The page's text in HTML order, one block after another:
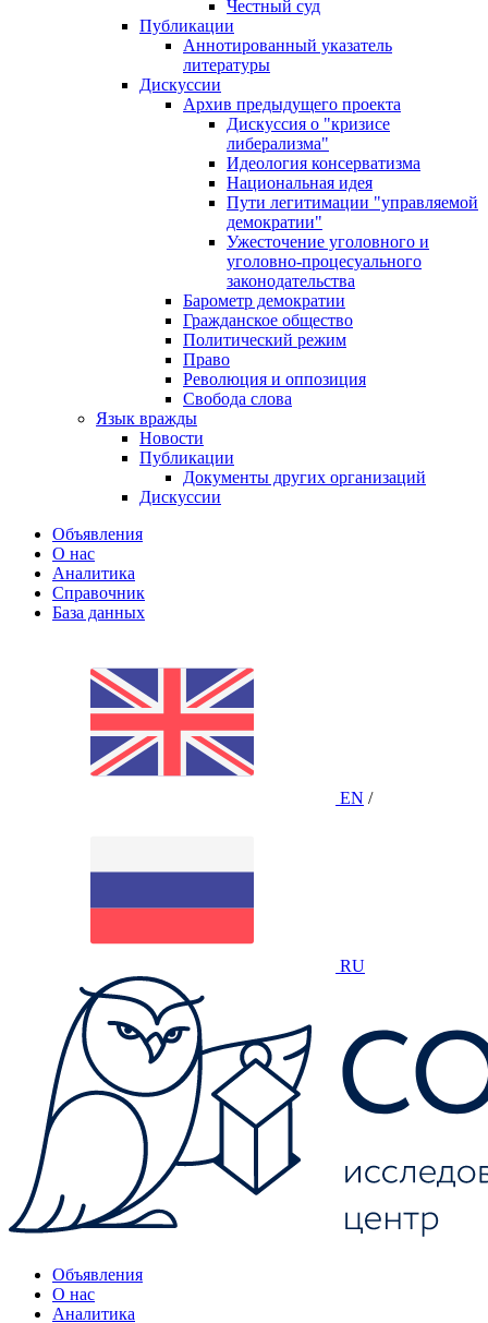
Честный суд
Публикации
Аннотированный указатель
литературы
Дискуссии
Архив предыдущего проекта
Дискуссия о "кризисе
либерализма"
Идеология консерватизма
Национальная идея
Пути легитимации "управляемой
демократии"
Ужесточение уголовного и
уголовно-процесуального
законодательства
Барометр демократии
Гражданское общество
Политический режим
Право
Революция и оппозиция
Свобода слова
Язык вражды
Новости
Публикации
Документы других организаций
Дискуссии
Объявления
О нас
Аналитика
Справочник
База данных
EN /
RU
Объявления
О нас
Аналитика